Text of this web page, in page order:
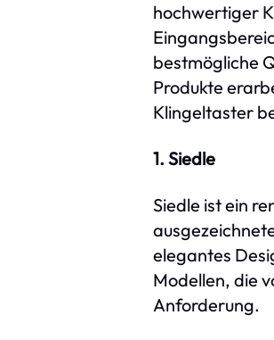
hochwertiger
bestmögliche
Produkte
Klingeltaster
1. Siedle
Siedle ist ein
elegantes
Modellen, die
Anforderung.